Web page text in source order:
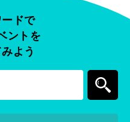
ドで
ントを
よう